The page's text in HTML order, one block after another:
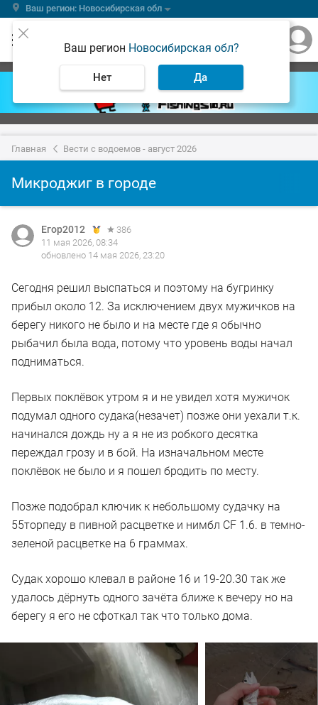
Ваш регион: Новосибирская обл
Ваш регион Новосибирская обл?
Нет Да
Главная Вести с водоемов - август 2026
Микроджиг в городе
Егор2012
386
11 мая 2026, 08:34
обновлено 14 мая 2026, 23:20
Сегодня решил выспаться и поэтому на бугринку
прибыл около 12. За исключением двух мужичков на
берегу никого не было и на месте где я обычно
рыбачил была вода, потому что уровень воды начал
подниматься.
Первых поклёвок утром я и не увидел хотя мужичок
подумал одного судака(незачет) позже они уехали т.к.
начинался дождь ну а я не из робкого десятка
переждал грозу и в бой. На изначальном месте
поклёвок не было и я пошел бродить по месту.
Позже подобрал ключик к небольшому судачку на
55торпеду в пивной расцветке и нимбл CF 1.6. в темно-
зеленой расцветке на 6 граммах.
Судак хорошо клевал в районе 16 и 19-20.30 так же
удалось дёрнуть одного зачёта ближе к вечеру но на
берегу я его не сфоткал так что только дома.